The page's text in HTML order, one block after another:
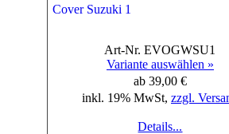
Art-Nr. EVOGWSU1
Variante auswählen »
ab 39,00 €
inkl. 19% MwSt, zzgl.
Details...